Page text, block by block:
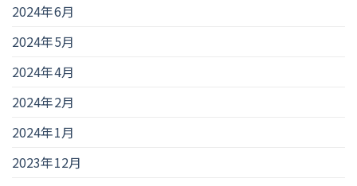
2024年6月
2024年5月
2024年4月
2024年2月
2024年1月
2023年12月